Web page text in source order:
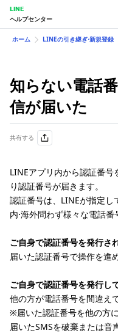
LINE
ヘルプセンター
ホーム LINEの引き継ぎ⋅新規登録
知らない電話
信が届いた
共有する
LINEアプリ内から認証番号
り認証番号が届きます。
認証番号は、LINEが指定し
内⋅海外問わず様々な電話番
ご自身で認証番号を発行さ
届いた認証番号で操作を進
ご自身で認証番号を発行し
他の方が電話番号を間違え
※届いた認証番号を他の方
届いたSMSを破棄または音